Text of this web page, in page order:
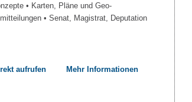
• Karten, Pläne und Geo-
• Senat, Magistrat, Deputation
aufrufen Mehr Informationen